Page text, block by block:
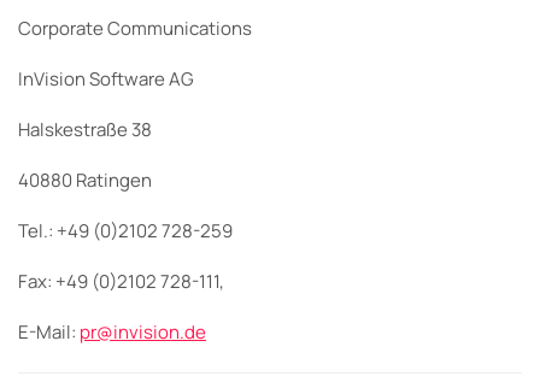
Corporate Communications
InVision Software AG
Halskestraße 38
40880 Ratingen
Tel.: +49 (0)2102 728-259
Fax: +49 (0)2102 728-111,
E-Mail: pr@invision.de